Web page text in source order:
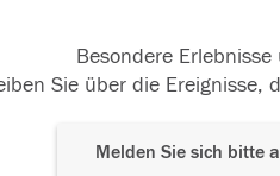
Besondere
Sie über die Ereignisse,
Melden Sie sich bitte